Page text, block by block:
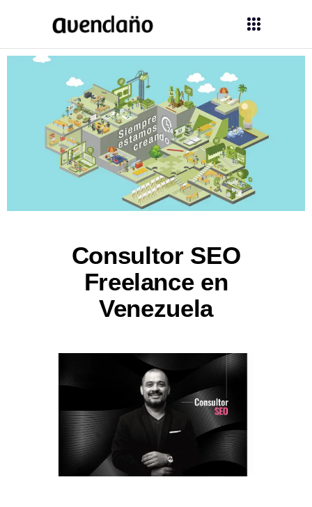
Consultor SEO
Freelance en
Venezuela